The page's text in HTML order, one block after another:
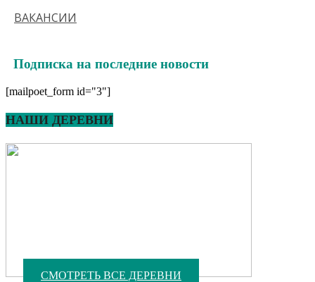
ВАКАНСИИ
Подписка на последние новости
[mailpoet_form id="3"]
НАШИ ДЕРЕВНИ
СМОТРЕТЬ ВСЕ ДЕРЕВНИ